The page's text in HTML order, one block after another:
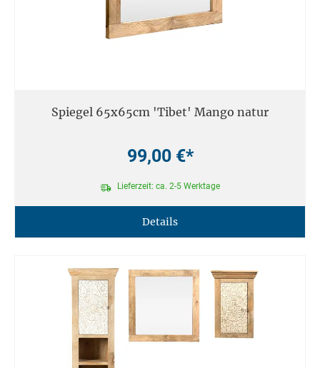
Spiegel 65x65cm 'Tibet' Mango natur
99,00 €*
Lieferzeit: ca. 2-5 Werktage
Details